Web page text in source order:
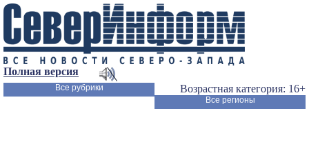
Полная версия
Возрастная категория: 16+
Все рубрики
Все регионы